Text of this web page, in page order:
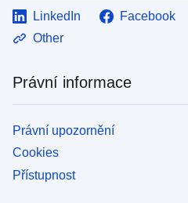
LinkedIn Facebook
Other
Právní informace
Právní upozornění
Cookies
Přístupnost